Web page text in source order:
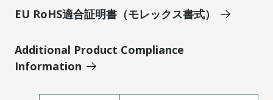
EU RoHS適合証明書（モレックス書式）
Additional Product Compliance
Information